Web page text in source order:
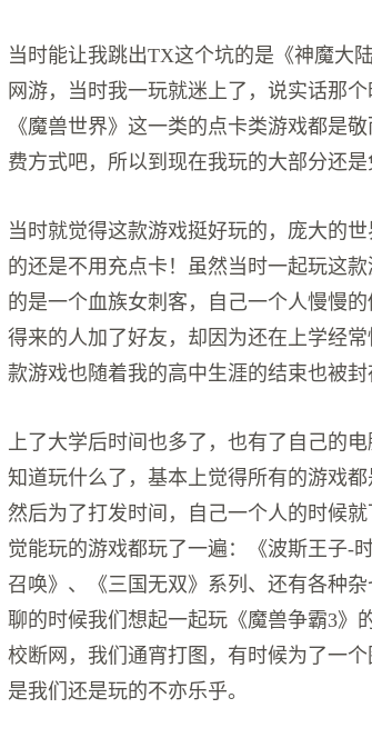
当时能让我跳出TX这个坑的是《神魔大
网游，当时我一玩就迷上了，说实话那
《魔兽世界》这一类的点卡类游戏都是
费方式吧，所以到现在我玩的大部分还是
当时就觉得这款游戏挺好玩的，庞大的
的还是不用充点卡！虽然当时一起玩这
的是一个血族女刺客，自己一个人慢慢
得来的人加了好友，却因为还在上学经
款游戏也随着我的高中生涯的结束也被封
上了大学后时间也多了，也有了自己的
知道玩什么了，基本上觉得所有的游戏
然后为了打发时间，自己一个人的时候
觉能玩的游戏都玩了一遍：《波斯王子-
召唤》、《三国无双》系列、还有各种
聊的时候我们想起一起玩《魔兽争霸3》
校断网，我们通宵打图，有时候为了一
是我们还是玩的不亦乐乎。